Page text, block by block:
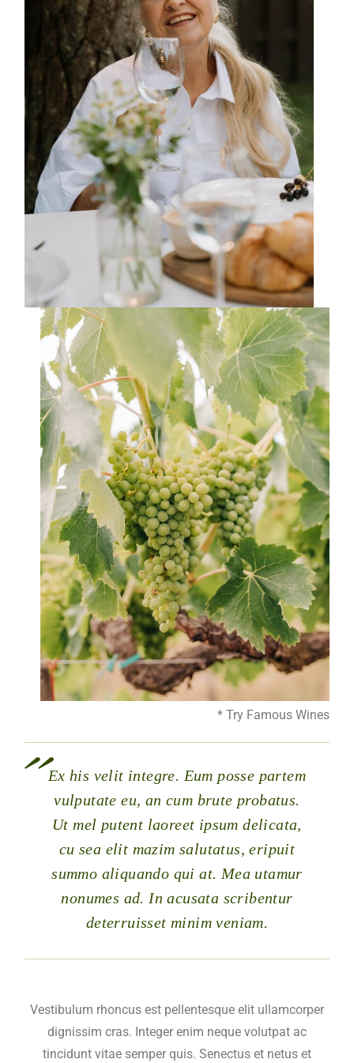
* Try Famous Wines
Ex his velit integre. Eum posse partem
vulputate eu, an cum brute probatus.
Ut mel putent laoreet ipsum delicata,
cu sea elit mazim salutatus, eripuit
summo aliquando qui at. Mea utamur
nonumes ad. In acusata scribentur
deterruisset minim veniam.
Vestibulum rhoncus est pellentesque elit ullamcorper
dignissim cras. Integer enim neque volutpat ac
tincidunt vitae semper quis. Senectus et netus et